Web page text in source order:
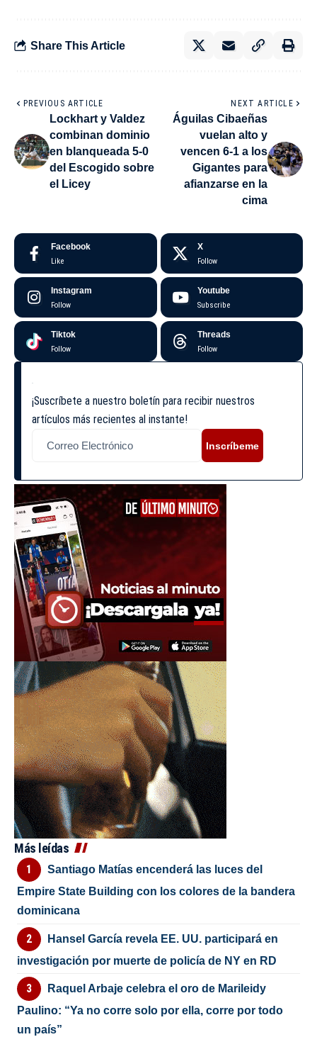
Share This Article
PREVIOUS ARTICLE
Lockhart y Valdez
combinan dominio
en blanqueada 5-0
del Escogido sobre
el Licey
NEXT ARTICLE
Águilas Cibaeñas
vuelan alto y
vencen 6-1 a los
Gigantes para
afianzarse en la
cima
Facebook
Like
X
Follow
Instagram
Follow
Youtube
Subscribe
Tiktok
Follow
Threads
Follow
¡Suscríbete a nuestro boletín para recibir nuestros
artículos más recientes al instante!
Inscríbeme
Más leídas
Santiago Matías encenderá las luces del
Empire State Building con los colores de la bandera
dominicana
Hansel García revela EE. UU. participará en
investigación por muerte de policía de NY en RD
Raquel Arbaje celebra el oro de Marileidy
Paulino: “Ya no corre solo por ella, corre por todo
un país”